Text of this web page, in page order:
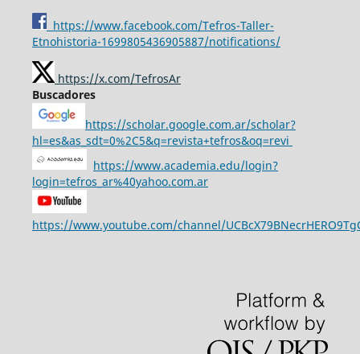
https://www.facebook.com/Tefros-Taller-
Etnohistoria-1699805436905887/notifications/
https://x.com/TefrosAr
Buscadores
https://scholar.google.com.ar/scholar?
hl=es&as_sdt=0%2C5&q=revista+tefros&oq=revi
https://www.academia.edu/login?
login=tefros_ar%40yahoo.com.ar
https://www.youtube.com/channel/